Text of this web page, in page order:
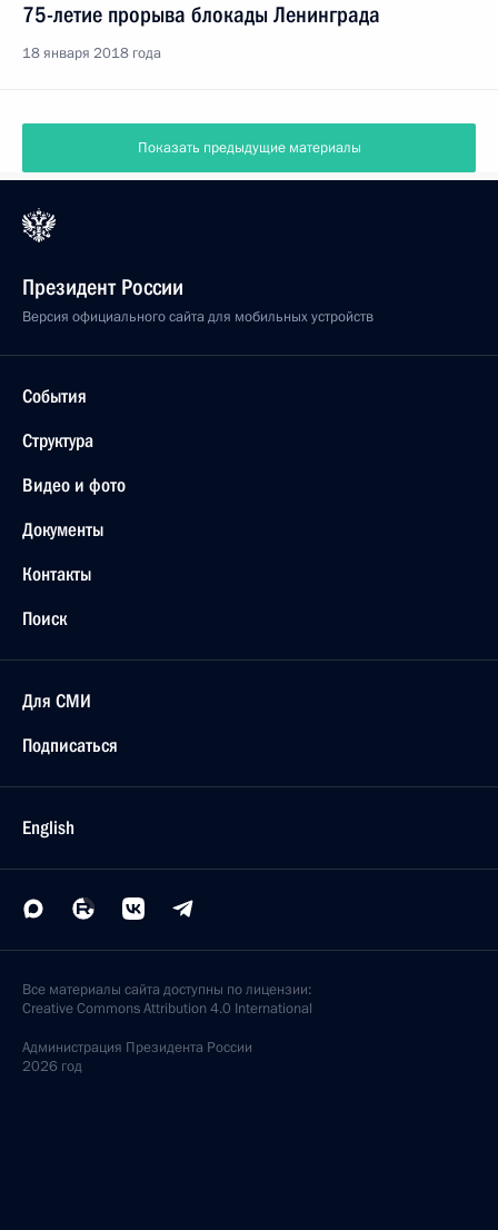
75-летие прорыва блокады Ленинграда
18 января 2018 года
Показать предыдущие материалы
Президент России
Версия официального сайта для мобильных устройств
События
Структура
Видео и фото
Документы
Контакты
Поиск
Для СМИ
Подписаться
English
Все материалы сайта доступны по лицензии:
Creative Commons Attribution 4.0 International
Администрация Президента России
2026 год